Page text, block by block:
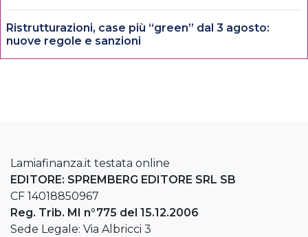
Ristrutturazioni, case più “green” dal 3 agosto:
nuove regole e sanzioni
Lamiafinanza.it testata online
EDITORE: SPREMBERG EDITORE SRL SB
CF 14018850967
Reg. Trib. MI n°775 del 15.12.2006
Sede Legale: Via Albricci 3